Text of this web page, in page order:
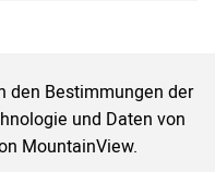
den Bestimmungen der
und Daten von
MountainView.